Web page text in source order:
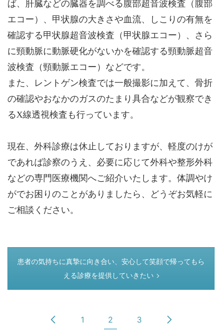
ば、肝臓などの臓器を調べる腹部超音波検査（腹部
エコー）、甲状腺の大きさや血流、しこりの有無を
確認する甲状腺超音波検査（甲状腺エコー）、さら
に頸動脈に動脈硬化がないかを確認する頸動脈超音
波検査（頸動脈エコー）などです。
また、レントゲン検査では一般撮影に加えて、骨折
の確認やおなかのガスのたまり具合などが観察でき
るX線透視検査も行っています。
現在、外科診療は休止しておりますが、軽度のけが
であれば診察のうえ、必要に応じて外科や整形外科
などの専門医療機関へご紹介いたします。体調やけ
がでお困りのことがありましたら、どうぞお気軽に
ご相談ください。
つぎのページ
患者の気持ちに真摯に向き合い、安心して笑顔で帰ってもら
える診療を提供していきたい
1 2 3